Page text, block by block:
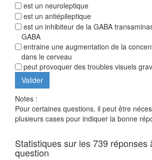
est un neuroleptique
est un antiépileptique
est un inhibiteur de la GABA
GABA
entraine une augmentation de la
dans le cerveau
peut provoquer des troubles visuels
Notes :
Pour certaines questions, il peut être
plusieurs cases pour indiquer la bonne
Statistiques sur les 739 réponses
question